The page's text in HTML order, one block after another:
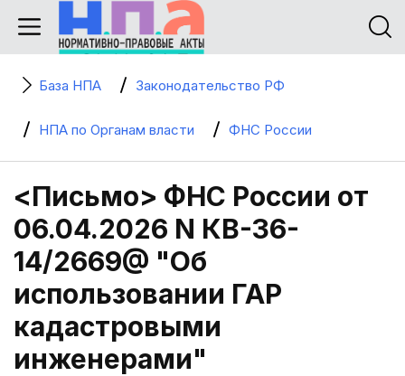
База НПА Законодательство РФ
НПА по Органам власти ФНС России
<Письмо> ФНС России от
06.04.2026 N КВ-36-
14/2669@ "Об
использовании ГАР
кадастровыми
инженерами"